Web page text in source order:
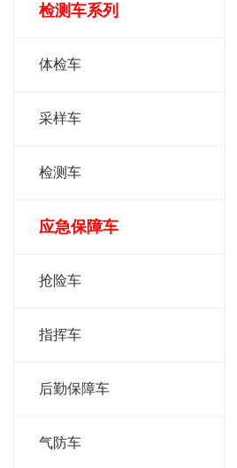
检测车系列
体检车
采样车
检测车
应急保障车
抢险车
指挥车
后勤保障车
气防车